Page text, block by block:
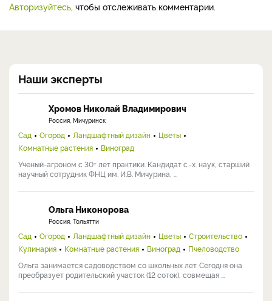
Авторизуйтесь, чтобы отслеживать комментарии.
Наши эксперты
Хромов Николай Владимирович
Россия, Мичуринск
Сад Огород Ландшафтный дизайн
Цветы
Комнатные растения
Виноград
Ученый-агроном с 30+ лет практики. Кандидат с.-х. наук, старший
научный сотрудник ФНЦ им. И.В. Мичурина, ...
Ольга Никонорова
Россия, Тольятти
Сад Огород Ландшафтный дизайн Цветы
Строительство
Кулинария
Комнатные растения Виноград
Пчеловодство
Ольга занимается садоводством со школьных лет. Сегодня она
преобразует родительский участок (12 соток), совмещая ...